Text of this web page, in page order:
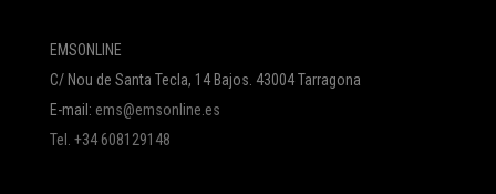
EMSONLINE
C/ Nou de Santa Tecla, 14 Bajos. 43004 Tarragona
E-mail: ems@emsonline.es
Tel. +34 608129148